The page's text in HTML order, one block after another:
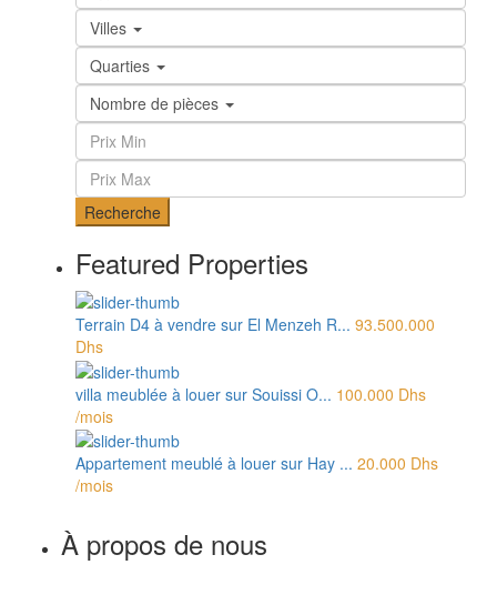
Villes
Quarties
Nombre de pièces
Recherche
Featured Properties
Terrain D4 à vendre sur El Menzeh R... 93.500.000
Dhs
villa meublée à louer sur Souissi O... 100.000 Dhs
/mois
Appartement meublé à louer sur Hay ... 20.000 Dhs
/mois
À propos de nous